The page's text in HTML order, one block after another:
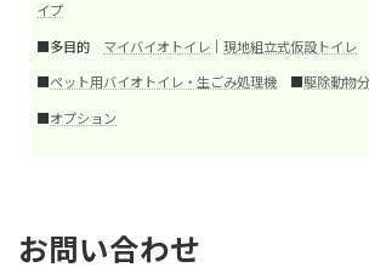
イプ
■多目的 マイバイオトイレ ｜現地組立式仮設トイレ
■ペット用バイオトイレ・生ごみ処理機 駆除動物
■オプション
お問い合わせ